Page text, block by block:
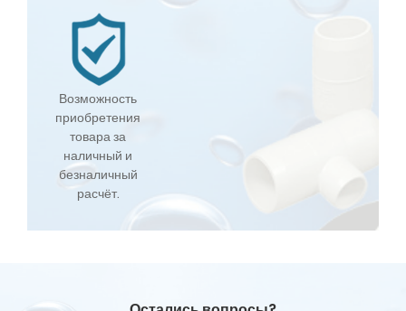
Возможность
приобретения
товара за
наличный и
безналичный
расчёт.